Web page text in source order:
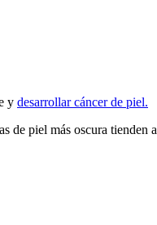
y desarrollar cáncer de piel.
piel más oscura